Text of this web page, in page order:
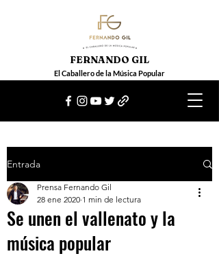
El Caballero de la Música Popular
FERNANDO GIL
Entrada
Se unen el vallenato y la
música popular
Prensa Fernando Gil
28 ene 2020 1 min de lectura